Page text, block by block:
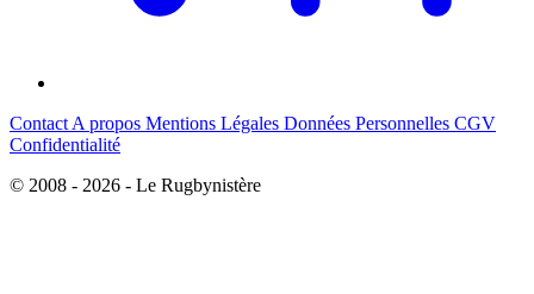
Contact A propos Mentions Légales Données Personnelles CGV
Confidentialité
© 2008 - 2026 - Le Rugbynistère